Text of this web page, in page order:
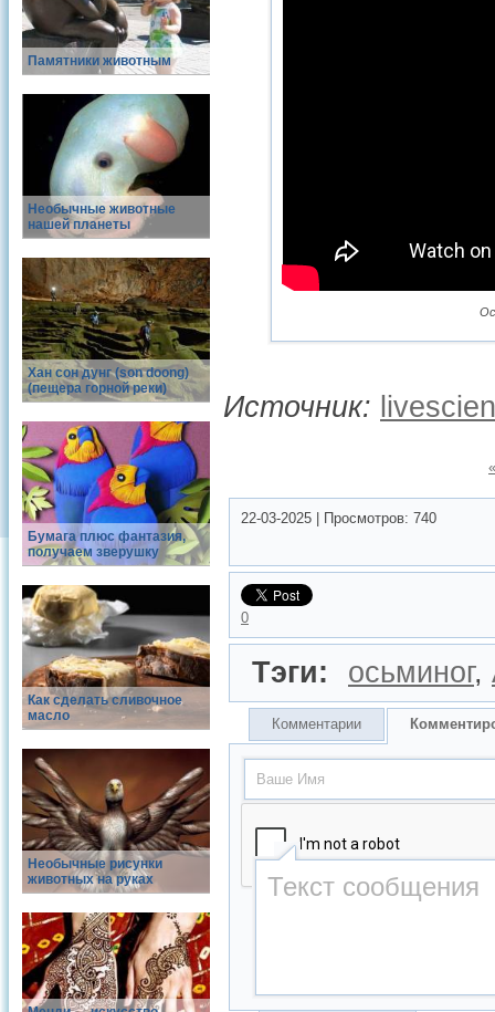
Памятники животным
Необычные животные
нашей планеты
Хан сон дунг (son doong)
(пещера горной реки)
Бумага плюс фантазия,
получаем зверушку
Как сделать сливочное
масло
Необычные рисунки
животных на руках
Источник:
22-03-2025 Просмотров: 740
0
Тэги: осьминог,
Комментарии